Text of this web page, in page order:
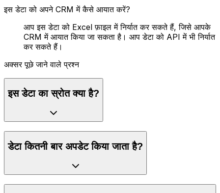
इस डेटा को अपने CRM में कैसे आयात करें?
आप इस डेटा को Excel फ़ाइल में निर्यात कर सकते हैं, जिसे आपके
CRM में आयात किया जा सकता है। आप डेटा को API में भी निर्यात
कर सकते हैं।
अक्सर पूछे जाने वाले प्रश्न
इस डेटा का स्रोत क्या है?
डेटा कितनी बार अपडेट किया जाता है?